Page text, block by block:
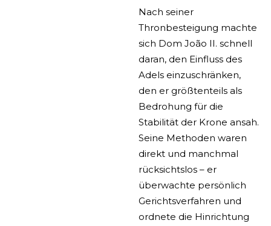
Nach seiner
Thronbesteigung machte
sich Dom João II. schnell
daran, den Einfluss des
Adels einzuschränken,
den er größtenteils als
Bedrohung für die
Stabilität der Krone ansah.
Seine Methoden waren
direkt und manchmal
rücksichtslos – er
überwachte persönlich
Gerichtsverfahren und
ordnete die Hinrichtung